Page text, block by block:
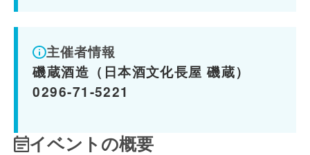
主催者情報
磯蔵酒造（日本酒文化長屋 磯蔵）
0296-71-5221
イベントの概要